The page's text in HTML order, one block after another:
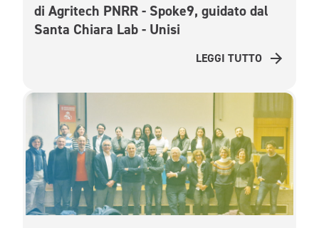
di Agritech PNRR - Spoke9, guidato dal
Santa Chiara Lab - Unisi
LEGGI TUTTO